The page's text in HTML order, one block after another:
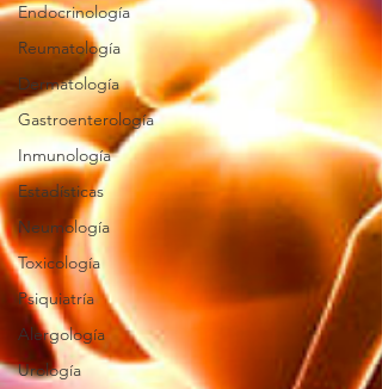
Endocrinología
Reumatología
Dermatología
Gastroenterología
Inmunología
Estadísticas
Neumología
Toxicología
Psiquiatría
Alergología
Urología